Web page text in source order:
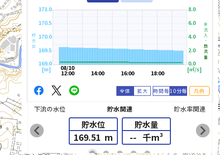
list_alt
169.0
169.5
170.0
170.5
171.0
[m]
貯水位
18:00
16:00
14:00
08/10
12:00
0.0
2.0
4.0
6.0
8.0
[㎥/s]
全流入・
放流量
全体 拡大 時間毎10分毎 凡例
下流の水位 貯水関連 貯水率関連
貯水位
169.51 m
貯水量
-- 千m³
chevron_left chevron_right